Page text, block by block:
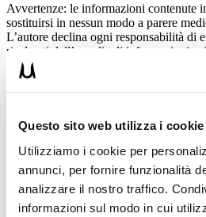
Questo sito web utilizza i cookie
Utilizziamo i cookie per
annunci, per fornire funzionalità
analizzare il nostro traffico.
informazioni sul modo in cui
Avvertenze: le informazioni contenute
sostituirsi in nessun modo a parere
L’autore declina ogni responsabilità di
risultanti dall’uso di tali informazioni e
L’allenamento con sovraccarichi, a
il trx, e con altri attrezzi può causare
prestare la massima attenzione e di
fiducia prima di intraprendere qualsiasi
regime alimentare.
Condividi:
X
Facebook